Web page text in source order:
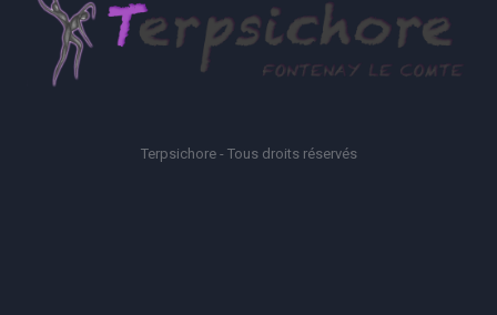
Terpsichore - Tous droits réservés